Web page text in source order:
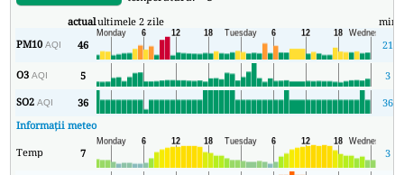
actualultimele 2 zile min
PM10AQI 46 21
O3AQI 5
3
SO2AQI 36
36
Informații meteo
Temp
7 3